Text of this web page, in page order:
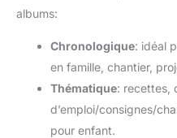
albums:
Chronologique: idéal
en famille, chantier,
Thématique: recettes,
d’emploi/consignes/
pour enfant.